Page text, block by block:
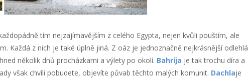
tím nejzajímavějším z celého Egypta, nejen kvůli pouštím, ale
Každá z nich je také úplně jiná. Z oáz je jednoznačně nejkrásnější odlehlá
několik dnů procházkami a výlety po okolí. Bahríja je tak trochu díra a
však chvíli pobudete, objevíte půvab těchto malých komunit. Dachlaje